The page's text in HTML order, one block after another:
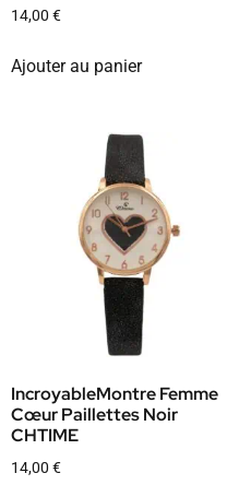
14,00 €
Ajouter au panier
IncroyableMontre Femme
Cœur Paillettes Noir
CHTIME
14,00 €